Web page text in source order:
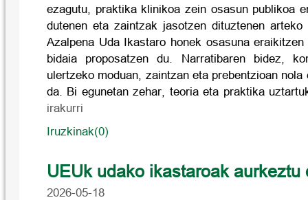
ezagutu, praktika klinikoa zein osasun publikoa
dutenen eta zaintzak jasotzen dituztenen arteko
Azalpena Uda Ikastaro honek osasuna
bidaia proposatzen du. Narratibaren bidez,
ulertzeko moduan, zaintzan eta prebentzioan
da. Bi egunetan zehar, teoria eta praktika
irakurri
Iruzkinak(0)
UEUk udako ikastaroak aurkeztu
2026-05-18